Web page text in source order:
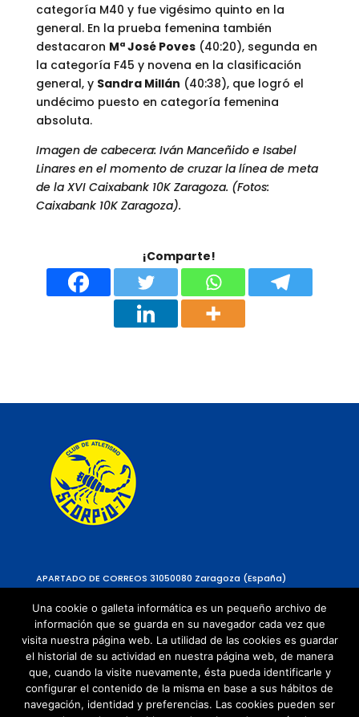
categoría M40 y fue vigésimo quinto en la
general. En la prueba femenina también
destacaron Mª José Poves(40:20), segunda en
la categoría F45 y novena en la clasificación
general, y Sandra Millán (40:38), que logró el
undécimo puesto en categoría femenina
absoluta.
Imagen de cabecera: Iván Manceñido e Isabel
Linares en el momento de cruzar la línea de meta
de la XVI Caixabank 10K Zaragoza. (Fotos:
Caixabank 10K Zaragoza).
¡Comparte!
APARTADO DE CORREOS 31050080 Zaragoza (España)
Política de Privacidad
Una cookie o galleta informática es un pequeño archivo de
información que se guarda en su navegador cada vez que
visita nuestra página web. La utilidad de las cookies es guardar
el historial de su actividad en nuestra página web, de manera
que, cuando la visite nuevamente, ésta pueda identificarle y
configurar el contenido de la misma en base a sus hábitos de
navegación, identidad y preferencias. Las cookies pueden ser